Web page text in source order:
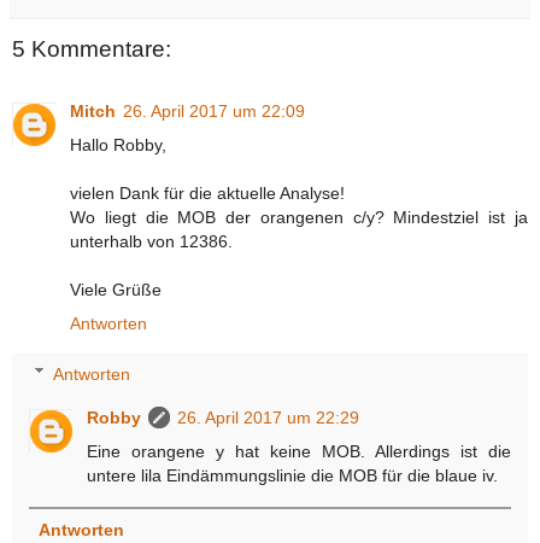
5 Kommentare:
Mitch 26. April 2017 um 22:09
Hallo Robby,
vielen Dank für die aktuelle Analyse!
Wo liegt die MOB der orangenen c/y? Mindestziel ist ja
unterhalb von 12386.
Viele Grüße
Antworten
Antworten
Robby
26. April 2017 um 22:29
Eine orangene y hat keine MOB. Allerdings ist die
untere lila Eindämmungslinie die MOB für die blaue iv.
Antworten